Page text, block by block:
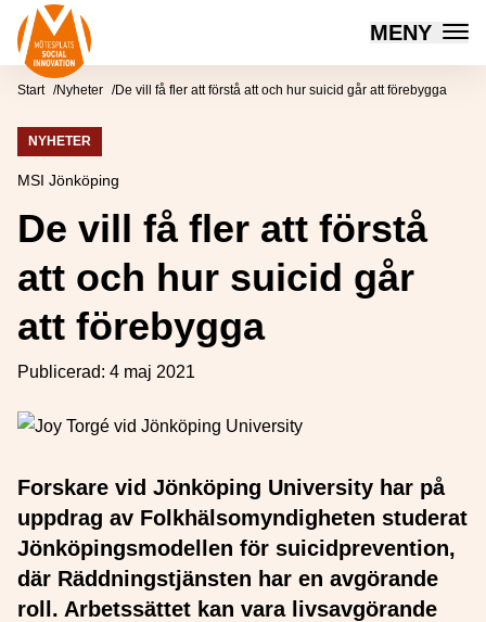
Hoppa till innehåll
Mötesplatsen Social Innovation
MENY
Start Nyheter De vill få fler att förstå att och hur suicid går att förebygga
NYHETER
MSI Jönköping
De vill få fler att förstå
att och hur suicid går
att förebygga
Publicerad: 4 maj 2021
Forskare vid Jönköping University har på
uppdrag av Folkhälsomyndigheten studerat
Jönköpingsmodellen för suicidprevention,
där Räddningstjänsten har en avgörande
roll. Arbetssättet kan vara livsavgörande